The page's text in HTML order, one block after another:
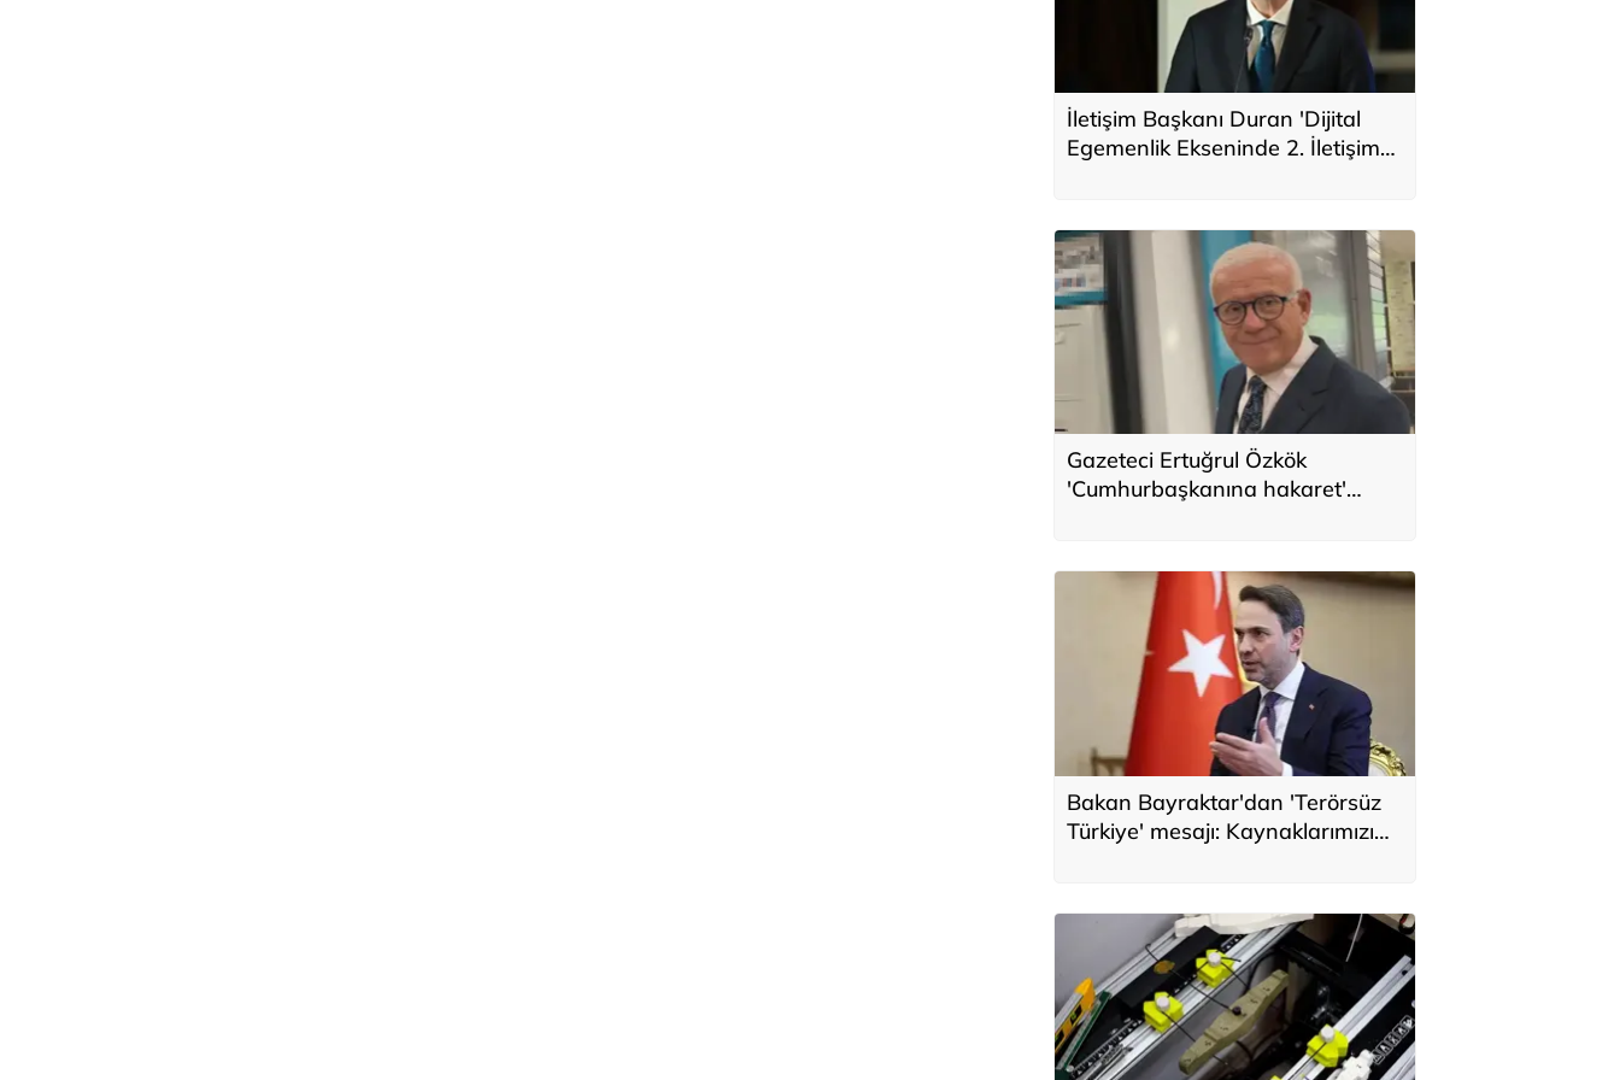
İletişim Başkanı Duran 'Dijital
Egemenlik Ekseninde 2. İletişim
aldı
Gazeteci Ertuğrul Özkök
'Cumhurbaşkanına hakaret'
Bakan Bayraktar'dan 'Terörsüz
Türkiye' mesajı: Kaynaklarımızı
yönlendiriyoruz